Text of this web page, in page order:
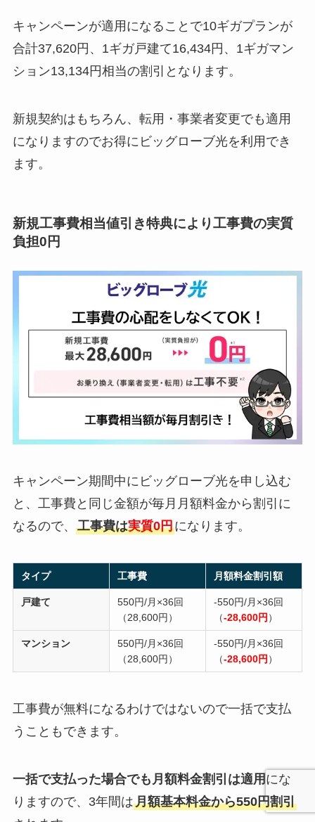
キャンペーンが適用になることで10ギガプランが
合計37,620円、1ギガ戸建て16,434円、1ギガマン
ション13,134円相当の割引となります。
新規契約はもちろん、転用・事業者変更でも適用
になりますのでお得にビッグローブ光を利用でき
ます。
新規工事費相当値引き特典により工事費の実質
負担0円
キャンペーン期間中にビッグローブ光を申し込む
と、工事費と同じ金額が毎月月額料金から割引に
なるので、 工事費は実質0円になります。
タイプ 工事費 月額料金割引額
戸建て
550円/月×36回
（28,600円）
-550円/月×36回
（-28,600円 ）
マンション
550円/月×36回
（28,600円）
-550円/月×36回
（-28,600円 ）
工事費が無料になるわけではないので一括で支払
うこともできます。
一括で支払った場合でも月額料金割引は適用 にな
りますので、3年間は月額基本料金から550円割引